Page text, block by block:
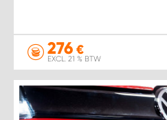
276 €
EXCL. 21 % BTW